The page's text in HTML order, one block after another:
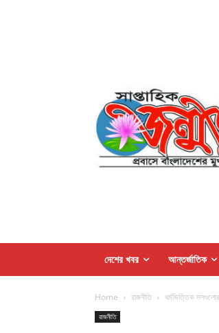
দেশের খবর আন্তর্জাতিক
Home রাজনীতি ধর্মভিত্তিক
রাজনীতি